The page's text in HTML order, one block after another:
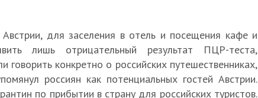
для заселения в отель и посещения кафе и
лишь отрицательный результат ПЦР-теста,
говорить конкретно о российских путешественниках,
россиян как потенциальных гостей Австрии.
по прибытии в страну для российских туристов.